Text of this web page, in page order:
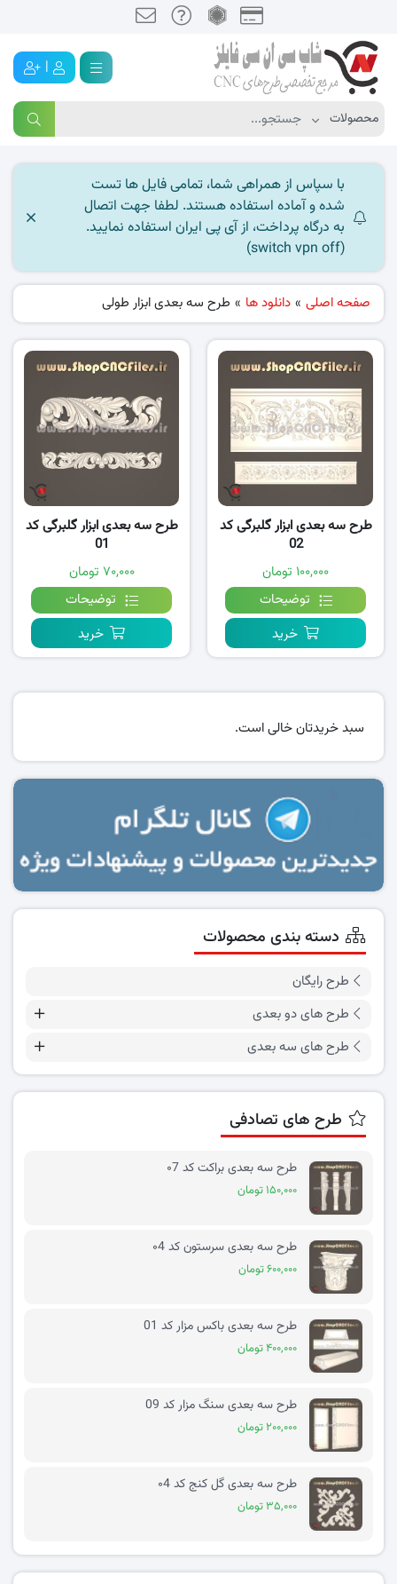
|
با سپاس از همراهی شما، تمامی فایل ها تست
شده و آماده استفاده هستند. لطفا جهت اتصال
به درگاه پرداخت، از آی پی ایران استفاده نمایید.
(switch vpn off)
صفحه اصلی » دانلود ها » طرح سه بعدی ابزار طولی
طرح سه بعدی ابزار گلبرگی کد
02
۱۰۰,۰۰۰ تومان
توضیحات
خرید
طرح سه بعدی ابزار گلبرگی کد
01
۷۰,۰۰۰ تومان
توضیحات
خرید
سبد خریدتان خالی است.
دسته بندی محصولات
طرح رایگان
طرح های دو بعدی
طرح های سه بعدی
طرح های تصادفی
طرح سه بعدی براکت کد ۰7
۱۵۰,۰۰۰ تومان
طرح سه بعدی سرستون کد ۰4
۶۰۰,۰۰۰ تومان
طرح سه بعدی باکس مزار کد 01
۴۰۰,۰۰۰ تومان
طرح سه بعدی سنگ مزار کد 09
۲۰۰,۰۰۰ تومان
طرح سه بعدی گل کنج کد ۰4
۳۵,۰۰۰ تومان